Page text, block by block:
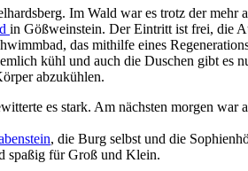
Im Wald war es trotz der mehr
in Gößweinstein. Der Eintritt ist frei, die
das mithilfe eines
kühl und auch die Duschen gibt es
abzukühlen.
es stark. Am nächsten morgen war
, die Burg selbst und die
spaßig für Groß und Klein.